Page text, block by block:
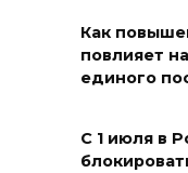
06 августа
06 августа
Как
повлияет
единого
С 1 июля в